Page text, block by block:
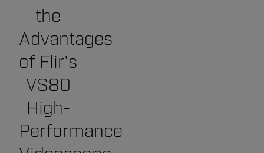
the
Advantages
of Flir's
VS80
High-
Performance